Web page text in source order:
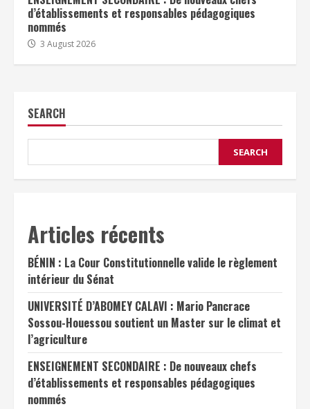
d’établissements et responsables pédagogiques
nommés
3 August 2026
SEARCH
SEARCH
Articles récents
BÉNIN : La Cour Constitutionnelle valide le règlement
intérieur du Sénat
UNIVERSITÉ D’ABOMEY CALAVI : Mario Pancrace
Sossou-Houessou soutient un Master sur le climat et
l’agriculture
ENSEIGNEMENT SECONDAIRE : De nouveaux chefs
d’établissements et responsables pédagogiques
nommés